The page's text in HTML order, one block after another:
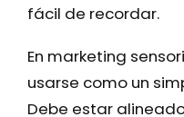
fácil de recordar.
En marketing
usarse como un
Debe estar